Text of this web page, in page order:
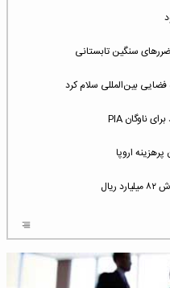
سنگین تابستانی
فضایی بین‌المللی سلام کرد
اروپا